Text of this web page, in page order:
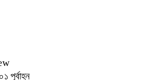
পূর্বাহ্ন